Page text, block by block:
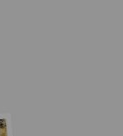
107 cm